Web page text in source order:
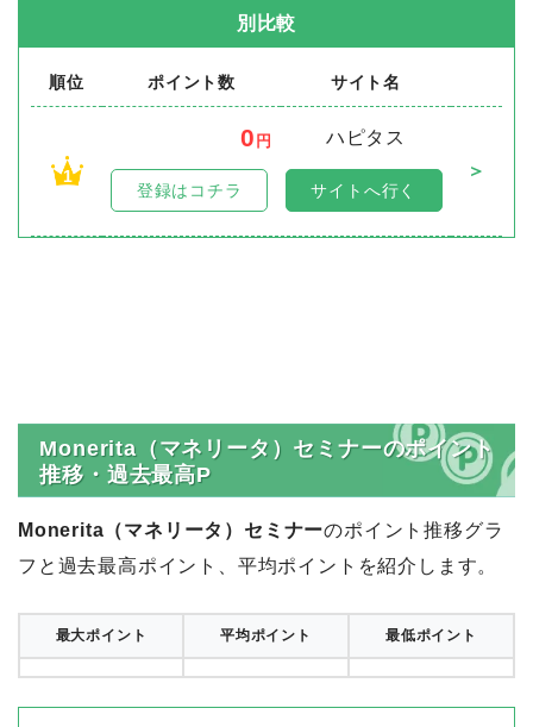
別比較
順位 ポイント数 サイト名
1
0 円
ハピタス
＞
登録はコチラ サイトへ行く
Monerita（マネリータ）セミナーのポイント
推移・過去最高P
Monerita（マネリータ）セミナーのポイント推移グラ
フと過去最高ポイント、平均ポイントを紹介します。
最大ポイント 平均ポイント 最低ポイント